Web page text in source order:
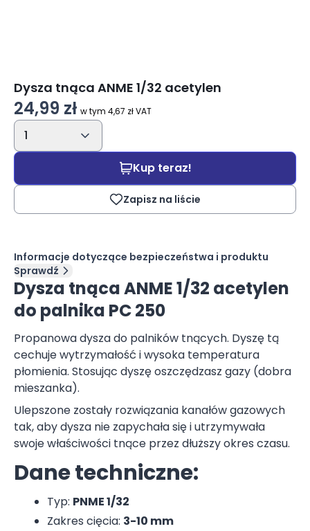
Dysza tnąca ANME 1/32 acetylen
24,99 zł w tym 4,67 zł VAT
1
Kup teraz!
Zapisz na liście
Dysza tnąca ANME 1/32 acetylen
do palnika PC 250
Propanowa dysza do palników tnących. Dyszę tą
cechuje wytrzymałość i wysoka temperatura
płomienia. Stosując dyszę oszczędzasz gazy (dobra
mieszanka).
Ulepszone zostały rozwiązania kanałów gazowych
tak, aby dysza nie zapychała się i utrzymywała
swoje właściwości tnące przez dłuższy okres czasu.
Dane techniczne:
Typ: PNME 1/32
Zakres cięcia: 3-10 mm
Informacje dotyczące bezpieczeństwa i produktu
Sprawdź